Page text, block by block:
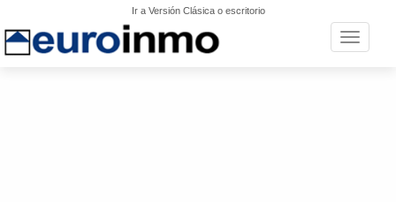
Ir a Versión Clásica o escritorio
Toggle